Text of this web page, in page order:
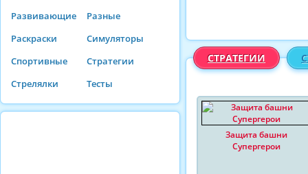
Развивающие
Разные
Раскраски
Симуляторы
Спортивные
Стратегии
Стрелялки
Тесты
СТРАТЕГИИ
Защита башни
Супергерои